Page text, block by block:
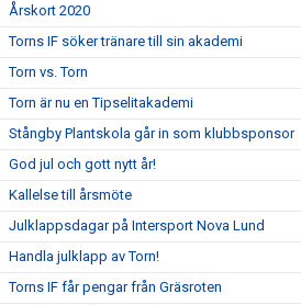
Årskort 2020
Torns IF söker tränare till sin akademi
Torn vs. Torn
Torn är nu en Tipselitakademi
Stångby Plantskola går in som klubbsponsor
God jul och gott nytt år!
Kallelse till årsmöte
Julklappsdagar på Intersport Nova Lund
Handla julklapp av Torn!
Torns IF får pengar från Gräsroten